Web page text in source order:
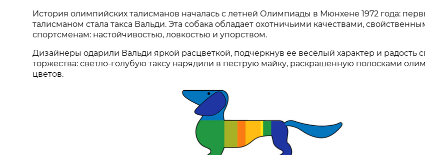
История олимпийских талисманов началась с летней Олимпиады в Мюнхене 1972 года:
талисманом стала такса Вальди. Эта собака обладает охотничьими качествами,
спортсменам: настойчивостью, ловкостью и упорством.
Дизайнеры одарили Вальди яркой расцветкой, подчеркнув ее весёлый характер и радость
торжества: светло-голубую таксу нарядили в пеструю майку, раскрашенную полосками
цветов.